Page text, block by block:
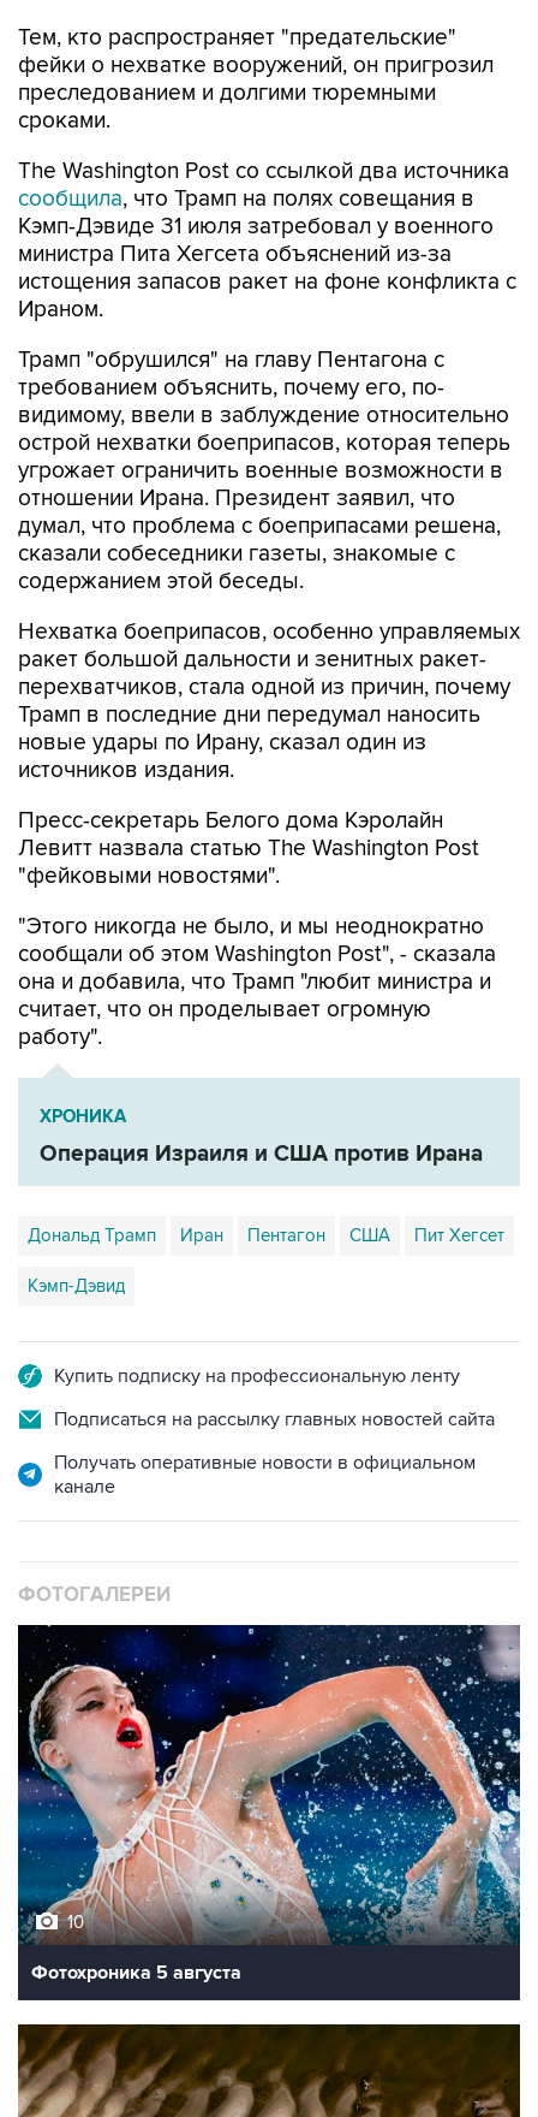
преследованием и долгими тюремными
сроками.
The Washington Post со ссылкой два источника
Кэмп-Дэвиде 31 июля затребовал у военного
министра Пита Хегсета объяснений из-за
истощения запасов ракет на фоне конфликта с
Ираном.
Трамп "обрушился" на главу Пентагона с
видимому, ввели в заблуждение относительно
острой нехватки боеприпасов, которая теперь
угрожает ограничить военные возможности в
отношении Ирана. Президент заявил, что
думал, что проблема с боеприпасами решена,
сказали собеседники газеты, знакомые с
содержанием этой беседы.
Нехватка боеприпасов, особенно управляемых
перехватчиков, стала одной из причин, почему
Трамп в последние дни передумал наносить
новые удары по Ирану, сказал один из
источников издания.
Пресс-секретарь Белого дома Кэролайн
"фейковыми новостями".
"Этого никогда не было, и мы неоднократно
она и добавила, что Трамп "любит министра и
считает, что он проделывает огромную
работу".
ХРОНИКА
Операция Израиля и США против Ирана
Дональд Трамп Иран Пентагон США Пит Хегсет
Кэмп-Дэвид
Подписаться на рассылку главных новостей сайта
Получать оперативные новости в официальном
10
Фотохроника 5 августа